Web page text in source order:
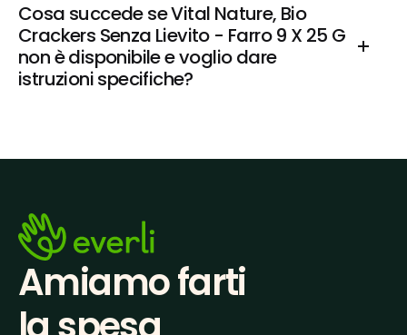
Cosa succede se Vital Nature, Bio
Crackers Senza Lievito - Farro 9 X 25 G
non è disponibile e voglio dare
istruzioni specifiche?
Amiamo farti